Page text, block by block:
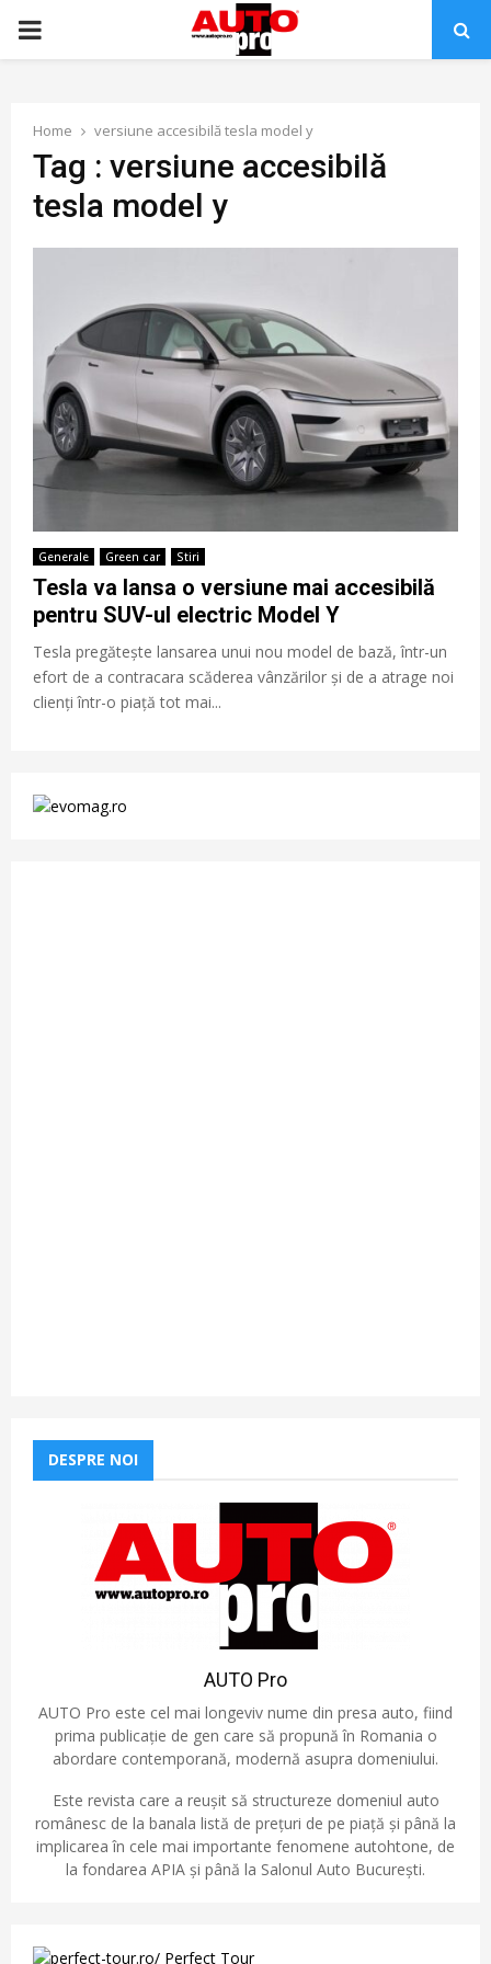
PRIMARY
Home versiune accesibilă tesla model y
Tag : versiune accesibilă
tesla model y
Generale Green car Stiri
Tesla va lansa o versiune mai accesibilă
pentru SUV-ul electric Model Y
Tesla pregătește lansarea unui nou model de bază, într-un
efort de a contracara scăderea vânzărilor și de a atrage noi
clienți într-o piață tot mai...
DESPRE NOI
AUTO Pro
AUTO Pro este cel mai longeviv nume din presa auto, fiind
prima publicație de gen care să propună în Romania o
abordare contemporană, modernă asupra domeniului.
Este revista care a reușit să structureze domeniul auto
românesc de la banala listă de prețuri de pe piață și până la
implicarea în cele mai importante fenomene autohtone, de
la fondarea APIA și până la Salonul Auto București.